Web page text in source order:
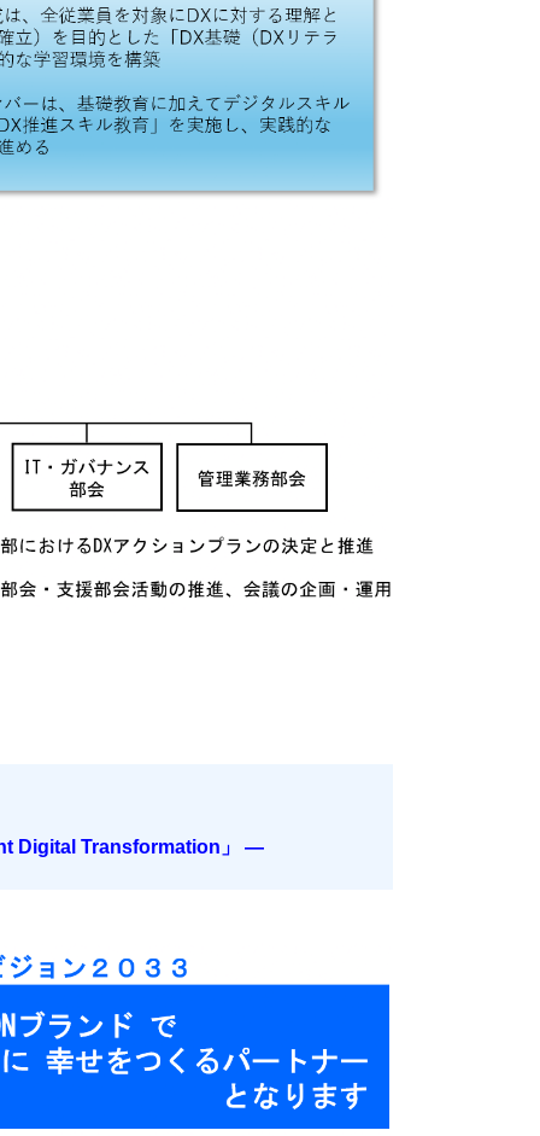
Digital Transformation」 ―